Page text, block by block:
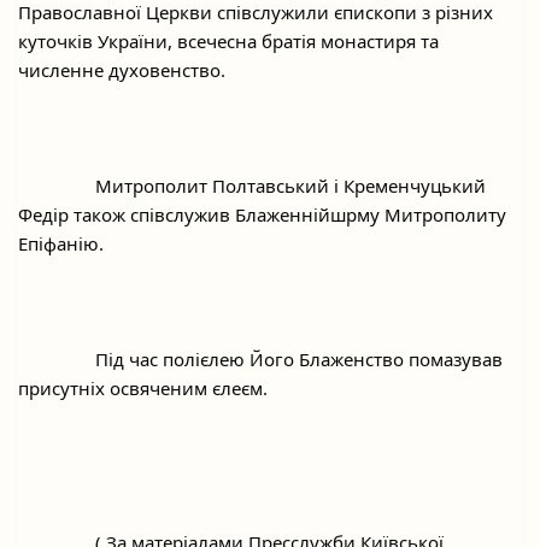
Православної Церкви співслужили єпископи з різних
куточків України, всечесна братія монастиря та
численне духовенство.
Федір також співслужив Блаженнійшрму Митрополиту
Епіфанію.
присутніх освяченим єлеєм.